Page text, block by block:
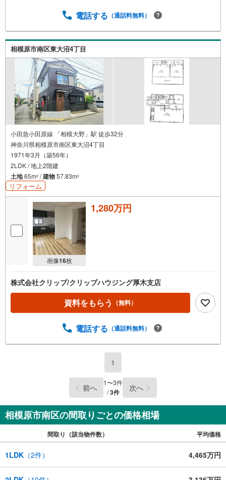
って、様々なご提案やアドバイスが出来るようになりまし
す。【とことん納得】当社では担当営業が物件情報を紹介
しておりますが、その後の物件のご説明、資金計画、税金
相談などについては、上司である担当課長も同席でご説明
させていただきます。
電話する （通話料無料）
相模原市南区東大沼4丁目
小田急小田原線 「相模大野」駅 徒歩32分
神奈川県相模原市南区東大沼4丁目
1971年3月（築56年）
2LDK / 地上2階建
土地65m2 /建物57.83m2
リフォーム
画像16枚
1,280万円
株式会社クリップ/クリップハウジング厚木支店
資料をもらう （無料）
電話する （通話料無料）
1
前へ 1〜3件
/3件 次へ
相模原市南区の間取りごとの価格相場
間取り（該当物件数） 平均価格
1LDK （2件） 4,465万円